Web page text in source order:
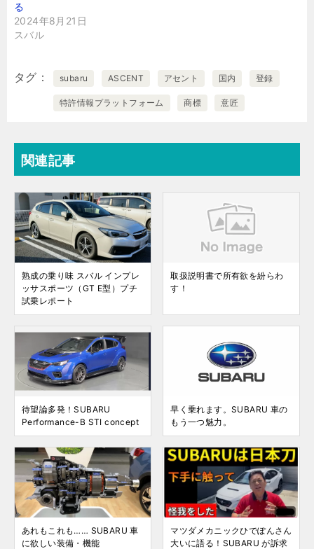
る
2024年8月21日
スバル
タグ subaru ASCENT アセント 国内 登録
特許情報プラットフォーム 商標 意匠
関連記事
熟成の乗り味 スバル インプレ
ッサスポーツ（GT E型）プチ
試乗レポート
取扱説明書で所有欲を紛らわ
す！
待望論多発！SUBARU
Performance-B STI concept
早く乗れます。SUBARU 車の
もう一つ魅力。
あれもこれも…… SUBARU 車
に欲しい装備・機能
マツダメカニックひでぽんさん
大いに語る！SUBARU が訴求